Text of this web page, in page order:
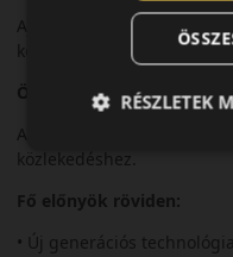
Ajánlott modern
közlekedéshez.
Összegzés
A Bridgestone Turanza 6
közlekedéshez.
Fő előnyök röviden:
• Új generációs technológia
RÉSZLETEK